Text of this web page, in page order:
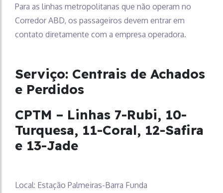
Para as linhas metropolitanas que não operam no
Corredor ABD, os passageiros devem entrar em
contato diretamente com a empresa operadora.
Serviço: Centrais de Achados
e Perdidos
CPTM – Linhas 7-Rubi, 10-
Turquesa, 11-Coral, 12-Safira
e 13-Jade
Local: Estação Palmeiras-Barra Funda